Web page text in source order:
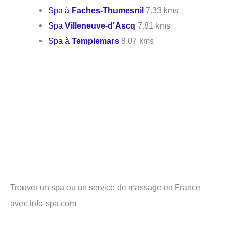
Spa à Faches-Thumesnil 7.33 kms
SpaVilleneuve-d'Ascq 7.81 kms
Spa àTemplemars 8.07 kms
Trouver un spa ou un service de massage en France
avec info-spa.com